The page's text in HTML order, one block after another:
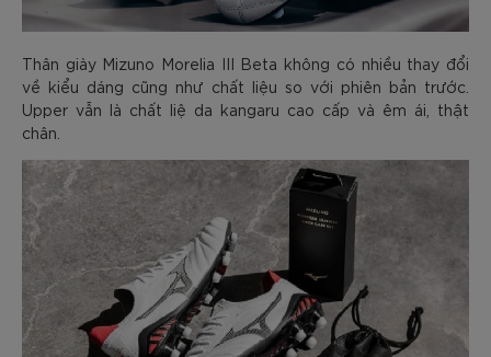
Thân giày Mizuno Morelia III Beta không có nhiều thay đổi
về kiểu dáng cũng như chất liệu so với phiên bản trước.
Upper vẫn là chất liệ da kangaru cao cấp và êm ái, thật
chân.